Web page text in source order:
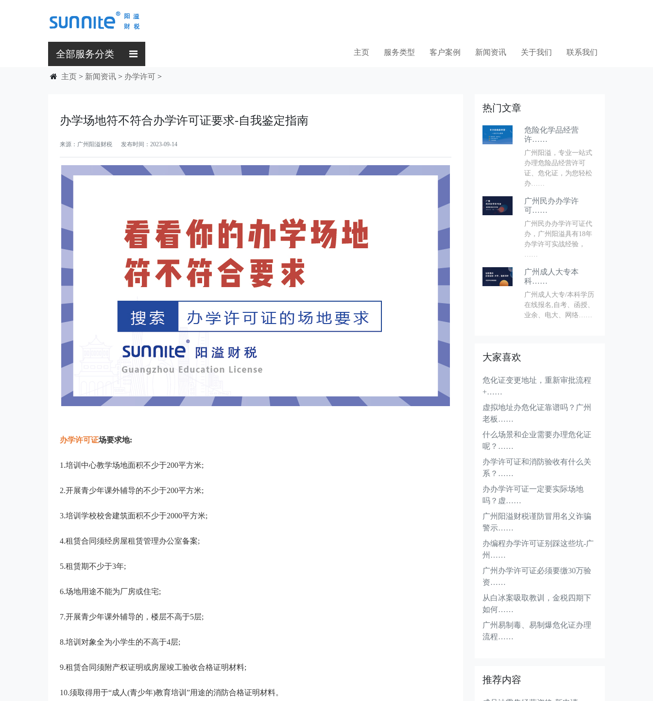
全部服务分类 主页 服务类型 客户案例 新闻资讯 关于我们 联系我们
主页 > 新闻资讯 > 办学许可 >
办学场地符不符合办学许可证要求-自我鉴定指南
来源：广州阳溢财税 发布时间：2023-09-14
办学许可证场要求地:
1.培训中心教学场地面积不少于200平方米;
2.开展青少年课外辅导的不少于200平方米;
3.培训学校校舍建筑面积不少于2000平方米;
4.租赁合同须经房屋租赁管理办公室备案;
5.租赁期不少于3年;
6.场地用途不能为厂房或住宅;
7.开展青少年课外辅导的，楼层不高于5层;
8.培训对象全为小学生的不高于4层;
9.租赁合同须附产权证明或房屋竣工验收合格证明材料;
10.须取得用于“成人(青少年)教育培训”用途的消防合格证明材料。
热门文章
危险化学品经营
许……
广州阳溢，专业一站式
办理危险品经营许可
证、危化证，为您轻松
办……
广州民办办学许
可……
广州民办办学许可证代
办，广州阳溢具有18年
办学许可实战经验，
……
广州成人大专本
科……
广州成人大专/本科学历
在线报名,自考、函授、
业余、电大、网络……
大家喜欢
危化证变更地址，重新审批流程
+……
虚拟地址办危化证靠谱吗？广州
老板……
什么场景和企业需要办理危化证
呢？……
办学许可证和消防验收有什么关
系？……
办办学许可证一定要实际场地
吗？虚……
广州阳溢财税谨防冒用名义诈骗
警示……
办编程办学许可证别踩这些坑-广
州……
广州办学许可证必须要缴30万验
资……
从白冰案吸取教训，金税四期下
如何……
广州易制毒、易制爆危化证办理
流程……
推荐内容